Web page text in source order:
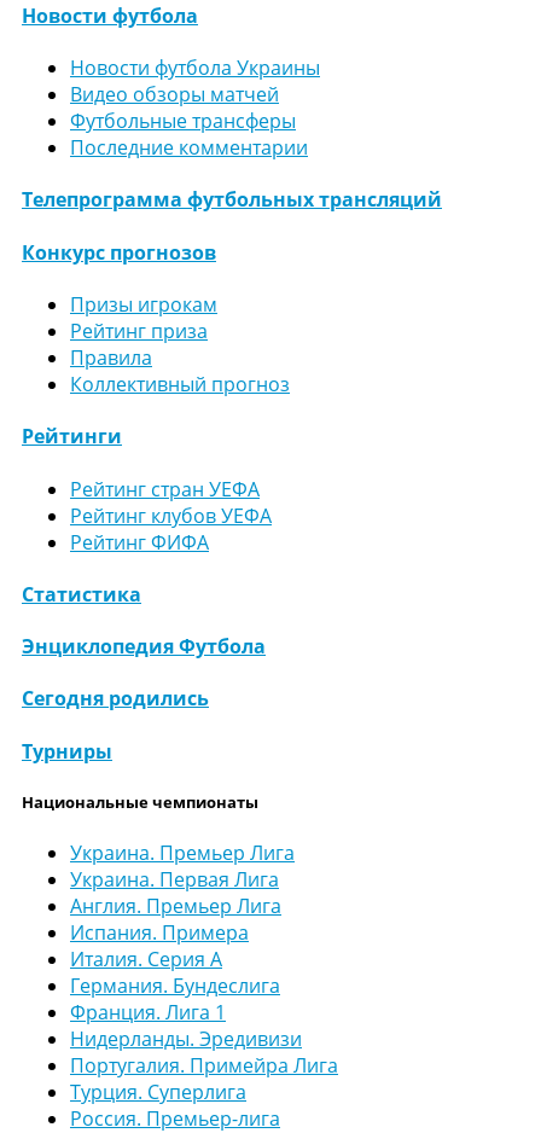
Новости футбола
Новости футбола Украины
Видео обзоры матчей
Футбольные трансферы
Последние комментарии
Телепрограмма футбольных трансляций
Конкурс прогнозов
Призы игрокам
Рейтинг приза
Правила
Коллективный прогноз
Рейтинги
Рейтинг стран УЕФА
Рейтинг клубов УЕФА
Рейтинг ФИФА
Статистика
Энциклопедия Футбола
Сегодня родились
Турниры
Национальные чемпионаты
Украина. Премьер Лига
Украина. Первая Лига
Англия. Премьер Лига
Испания. Примера
Италия. Серия А
Германия. Бундеслига
Франция. Лига 1
Нидерланды. Эредивизи
Португалия. Примейра Лига
Турция. Суперлига
Россия. Премьер-лига